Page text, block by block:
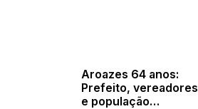
Aroazes 64 anos:
Prefeito, vereadores
e população